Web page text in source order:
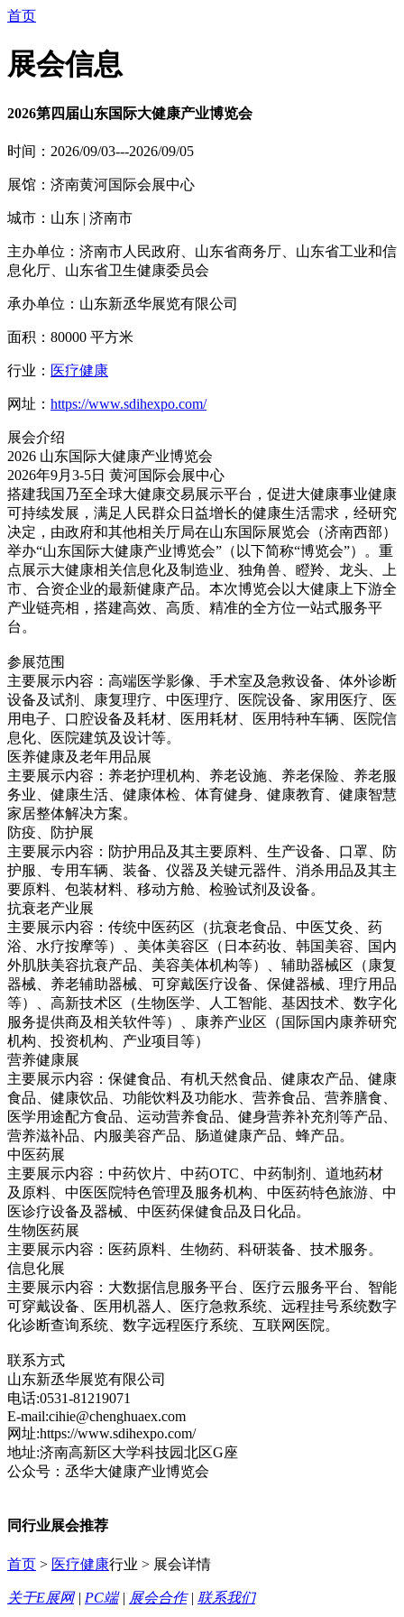
首页
展会信息
2026第四届山东国际大健康产业博览会
时间：2026/09/03---2026/09/05
展馆：济南黄河国际会展中心
城市：山东 | 济南市
主办单位：济南市人民政府、山东省商务厅、山东省工业和信
息化厅、山东省卫生健康委员会
承办单位：山东新丞华展览有限公司
面积：80000 平方米
行业： 医疗健康
网址： https://www.sdihexpo.com/
展会介绍
2026 山东国际大健康产业博览会
2026年9月3-5日 黄河国际会展中心
搭建我国乃至全球大健康交易展示平台，促进大健康事业健康
可持续发展，满足人民群众日益增长的健康生活需求，经研究
决定，由政府和其他相关厅局在山东国际展览会（济南西部）
举办“山东国际大健康产业博览会”（以下简称“博览会”）。重
点展示大健康相关信息化及制造业、独角兽、瞪羚、龙头、上
市、合资企业的最新健康产品。本次博览会以大健康上下游全
产业链亮相，搭建高效、高质、精准的全方位一站式服务平
台。
参展范围
主要展示内容：高端医学影像、手术室及急救设备、体外诊断
设备及试剂、康复理疗、中医理疗、医院设备、家用医疗、医
用电子、口腔设备及耗材、医用耗材、医用特种车辆、医院信
息化、医院建筑及设计等。
医养健康及老年用品展
主要展示内容：养老护理机构、养老设施、养老保险、养老服
务业、健康生活、健康体检、体育健身、健康教育、健康智慧
家居整体解决方案。
防疫、防护展
主要展示内容：防护用品及其主要原料、生产设备、口罩、防
护服、专用车辆、装备、仪器及关键元器件、消杀用品及其主
要原料、包装材料、移动方舱、检验试剂及设备。
抗衰老产业展
主要展示内容：传统中医药区（抗衰老食品、中医艾灸、药
浴、水疗按摩等）、美体美容区（日本药妆、韩国美容、国内
外肌肤美容抗衰产品、美容美体机构等）、辅助器械区（康复
器械、养老辅助器械、可穿戴医疗设备、保健器械、理疗用品
等）、高新技术区（生物医学、人工智能、基因技术、数字化
服务提供商及相关软件等）、康养产业区（国际国内康养研究
机构、投资机构、产业项目等）
营养健康展
主要展示内容：保健食品、有机天然食品、健康农产品、健康
食品、健康饮品、功能饮料及功能水、营养食品、营养膳食、
医学用途配方食品、运动营养食品、健身营养补充剂等产品、
营养滋补品、内服美容产品、肠道健康产品、蜂产品。
中医药展
主要展示内容：中药饮片、中药OTC、中药制剂、道地药材
及原料、中医医院特色管理及服务机构、中医药特色旅游、中
医诊疗设备及器械、中医药保健食品及日化品。
生物医药展
主要展示内容：医药原料、生物药、科研装备、技术服务。
信息化展
主要展示内容：大数据信息服务平台、医疗云服务平台、智能
可穿戴设备、医用机器人、医疗急救系统、远程挂号系统数字
化诊断查询系统、数字远程医疗系统、互联网医院。
联系方式
山东新丞华展览有限公司
电话:0531-81219071
E-mail:cihie@chenghuaex.com
网址:https://www.sdihexpo.com/
地址:济南高新区大学科技园北区G座
公众号：丞华大健康产业博览会
同行业展会推荐
首页 > 医疗健康行业 > 展会详情
关于E展网| PC端| 展会合作| 联系我们